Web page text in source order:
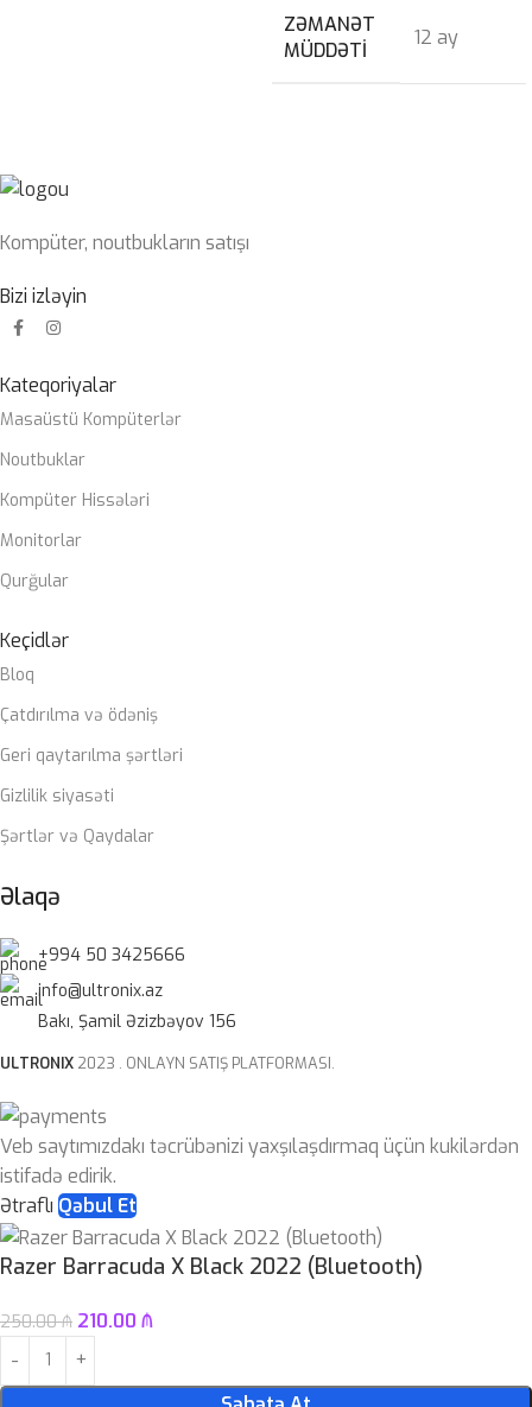
ZƏMANƏT
MÜDDƏTI
12 ay
Kompüter, noutbukların satışı
Bizi izləyin
Kateqoriyalar
Masaüstü Kompüterlər
Noutbuklar
Kompüter Hissələri
Monitorlar
Qurğular
Keçidlər
Bloq
Çatdırılma və ödəniş
Geri qaytarılma şərtləri
Gizlilik siyasəti
Şərtlər və Qaydalar
Əlaqə
+994 50 3425666
info@ultronix.az
Bakı, Şamil Əzizbəyov 156
ULTRONIX 2023 . ONLAYN SATIŞ PLATFORMASI.
Veb saytımızdakı təcrübənizi yaxşılaşdırmaq üçün kukilərdən
istifadə edirik.
Ətraflı Qəbul Et
Razer Barracuda X Black 2022 (Bluetooth)
250.00₼ 210.00 ₼